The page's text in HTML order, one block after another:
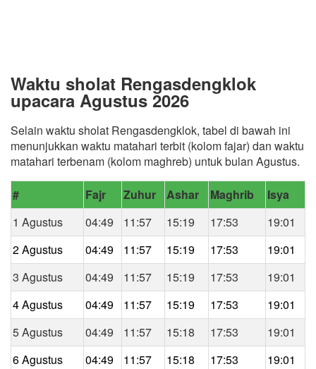
Waktu sholat Rengasdengklok
upacara Agustus 2026
Selain waktu sholat Rengasdengklok, tabel di bawah ini
menunjukkan waktu matahari terbit (kolom fajar) dan waktu
matahari terbenam (kolom maghreb) untuk bulan Agustus.
# Fajr Zuhur Ashar Maghrib
Isya
1 Agustus
04:49 11:57 15:19 17:53
19:01
2 Agustus
04:49 11:57 15:19 17:53
19:01
3 Agustus
04:49 11:57 15:19 17:53
19:01
4 Agustus
04:49 11:57 15:19 17:53
19:01
5 Agustus
04:49 11:57 15:18 17:53
19:01
6 Agustus
04:49 11:57 15:18 17:53
19:01